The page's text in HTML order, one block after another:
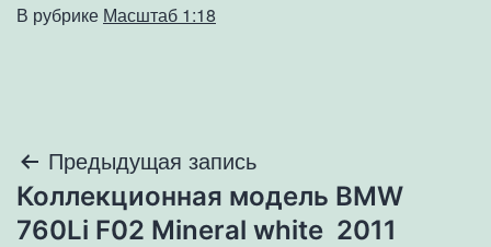
В рубрике Масштаб 1:18
Навигация
по
Предыдущая запись
Коллекционная модель BMW
760Li F02 Mineral white 2011